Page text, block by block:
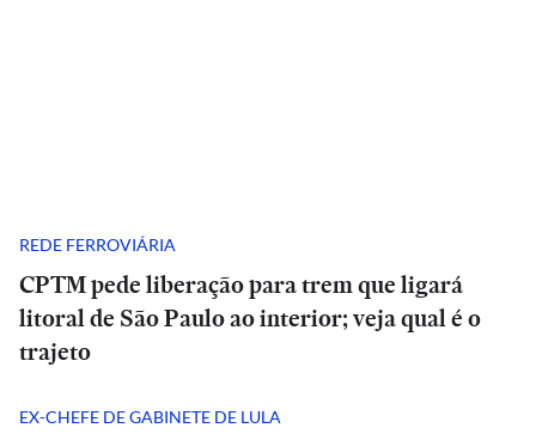
REDE FERROVIÁRIA
CPTM pede liberação para trem que ligará
litoral de São Paulo ao interior; veja qual é o
trajeto
EX-CHEFE DE GABINETE DE LULA